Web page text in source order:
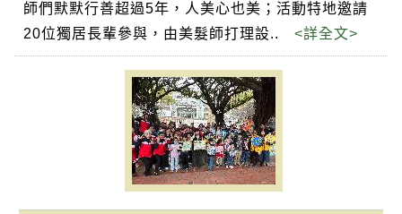
師們默默行善超過5年，人美心也美；活動特地邀請
20位獨居長輩參與，由美髮師打理設.. <詳全文>